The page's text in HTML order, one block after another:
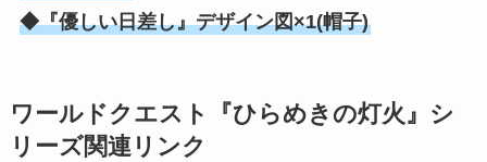
◆『優しい日差し』デザイン図×1(帽子)
ワールドクエスト『ひらめきの灯火』シ
リーズ関連リンク